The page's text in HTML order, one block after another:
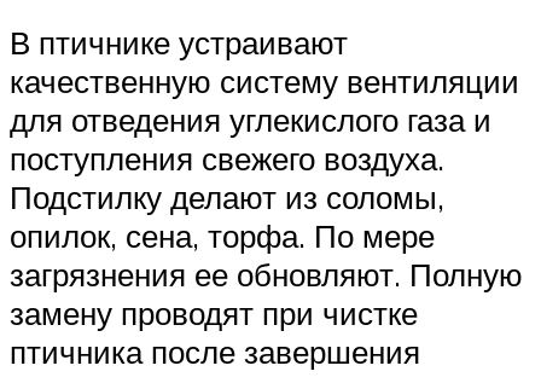
В птичнике устраивают
качественную систему вентиляции
для отведения углекислого газа и
поступления свежего воздуха.
Подстилку делают из соломы,
опилок, сена, торфа. По мере
загрязнения ее обновляют. Полную
замену проводят при чистке
птичника после завершения